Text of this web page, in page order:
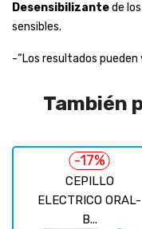
Desensibilizantede
sensibles.
-“Los resultados pueden
También
CEPILLO
ELECTRICO ORAL-
B...
-17%